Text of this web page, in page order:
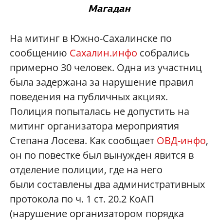
Магадан
На митинг в Южно-Сахалинске по
сообщению Сахалин.инфо собрались
примерно 30 человек. Одна из участниц
была задержана за нарушение правил
поведения на публичных акциях.
Полиция попыталась не допустить на
митинг организатора мероприятия
Степана Лосева. Как сообщает ОВД-инфо,
он по повестке был вынужден явится в
отделение полиции, где на него
были составлены два административных
протокола по ч. 1 ст. 20.2 КоАП
(нарушение организатором порядка